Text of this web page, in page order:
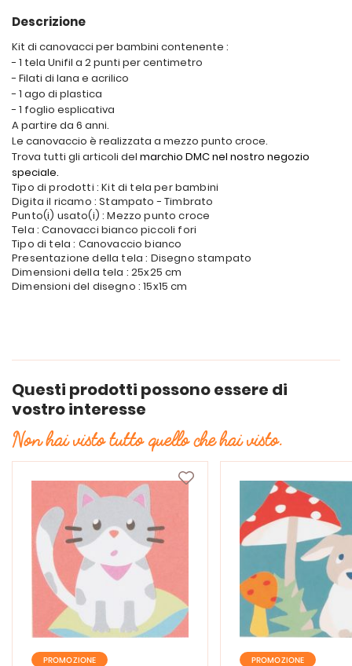
Descrizione
Kit di canovacci per bambini contenente :
- 1 tela Unifil a 2 punti per centimetro
- Filati di lana e acrilico
- 1 ago di plastica
- 1 foglio esplicativa
A partire da 6 anni.
Le canovaccio è realizzata a mezzo punto croce.
Trova tutti gli articoli del marchio DMC nel nostro negozio
speciale.
Tipo di prodotti : Kit di tela per bambini
Digita il ricamo : Stampato - Timbrato
Punto(i) usato(i) : Mezzo punto croce
Tela : Canovacci bianco piccoli fori
Tipo di tela : Canovaccio bianco
Presentazione della tela : Disegno stampato
Dimensioni della tela : 25x25 cm
Dimensioni del disegno : 15x15 cm
Questi prodotti possono essere di
vostro interesse
Non hai visto tutto quello che hai visto.
PROMOZIONE PROMOZIONE